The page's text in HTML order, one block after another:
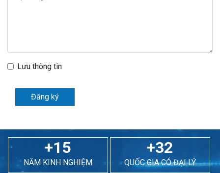
Lưu thông tin
Đăng ký
+15
NĂM KINH NGHIỆM
+32
QUỐC GIA CÓ ĐẠI LÝ